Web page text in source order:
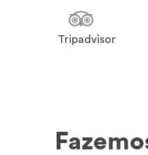
Tripadvisor